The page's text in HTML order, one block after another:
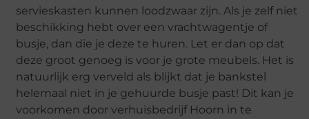
servieskasten kunnen loodzwaar zijn. Als je zelf niet
beschikking hebt over een vrachtwagentje of
busje, dan die je deze te huren. Let er dan op dat
deze groot genoeg is voor je grote meubels. Het is
natuurlijk erg verveld als blijkt dat je bankstel
helemaal niet in je gehuurde busje past! Dit kan je
voorkomen door verhuisbedrijf Hoorn in te